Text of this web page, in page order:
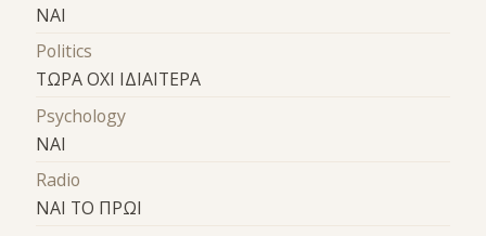
ΝΑΙ
Politics
ΤΩΡΑ ΟΧΙ ΙΔΙΑΙΤΕΡΑ
Psychology
ΝΑΙ
Radio
ΝΑΙ ΤΟ ΠΡΩΙ